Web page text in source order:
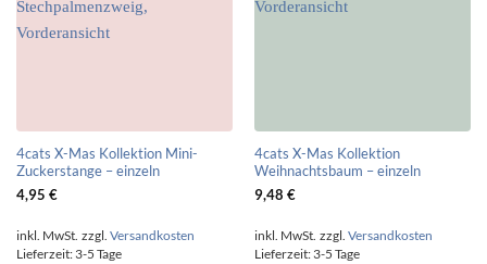
4cats X-Mas Kollektion Mini-
Zuckerstange – einzeln
4,95 €
inkl. MwSt. zzgl. Versandkosten
Lieferzeit: 3-5 Tage
4cats X-Mas Kollektion
Weihnachtsbaum – einzeln
9,48 €
inkl. MwSt. zzgl. Versandkosten
Lieferzeit: 3-5 Tage